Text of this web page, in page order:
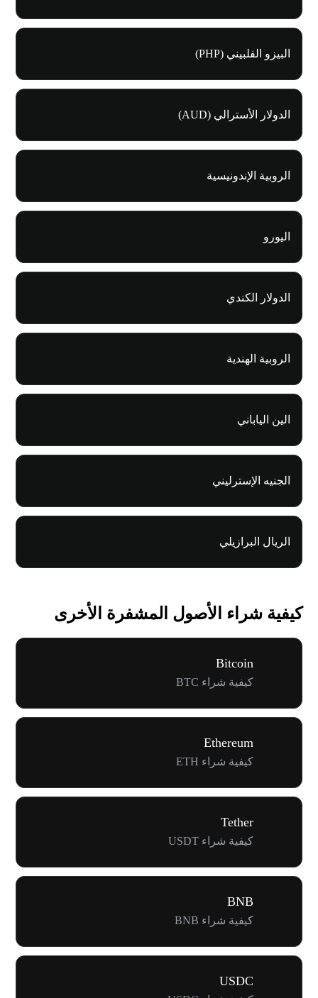
البيزو الفلبيني (PHP)
الدولار الأسترالي (AUD)
الروبية الإندونيسية
اليورو
الدولار الكندي
الروبية الهندية
الين الياباني
الجنيه الإسترليني
الريال البرازيلي
كيفية شراء الأصول المشفرة الأخرى
Bitcoin
كيفية شراء BTC
Ethereum
كيفية شراء ETH
Tether
كيفية شراء USDT
BNB
كيفية شراء BNB
USDC